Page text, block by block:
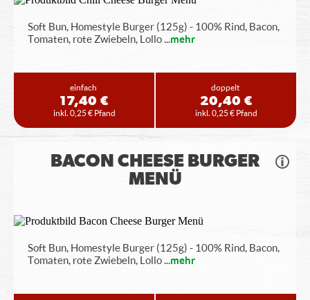
Soft Bun, Homestyle Burger (125g) - 100% Rind, Bacon,
Tomaten, rote Zwiebeln, Lollo...mehr
einfach
17,40 €
inkl. 0,25 € Pfand
doppelt
20,40 €
inkl. 0,25 € Pfand
BACON CHEESE BURGER
MENÜ
Soft Bun, Homestyle Burger (125g) - 100% Rind, Bacon,
Tomaten, rote Zwiebeln, Lollo...mehr